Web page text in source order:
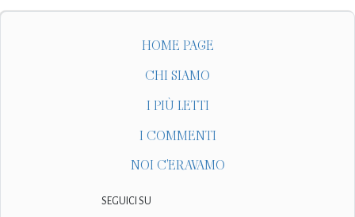
HOME PAGE
CHI SIAMO
I PIÙ LETTI
I COMMENTI
NOI C'ERAVAMO
SEGUICI SU